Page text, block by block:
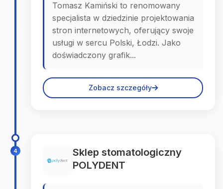
Tomasz Kamiński to renomowany
specjalista w dziedzinie projektowania
stron internetowych, oferujący swoje
usługi w sercu Polski, Łodzi. Jako
doświadczony grafik...
Zobacz szczegóły
4
Sklep stomatologiczny
POLYDENT